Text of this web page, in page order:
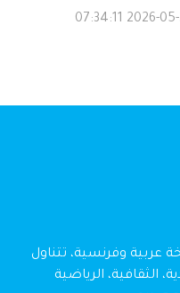
2026-05-28
عربية وفرنسية، تتناول
الثقافية، الرياضية